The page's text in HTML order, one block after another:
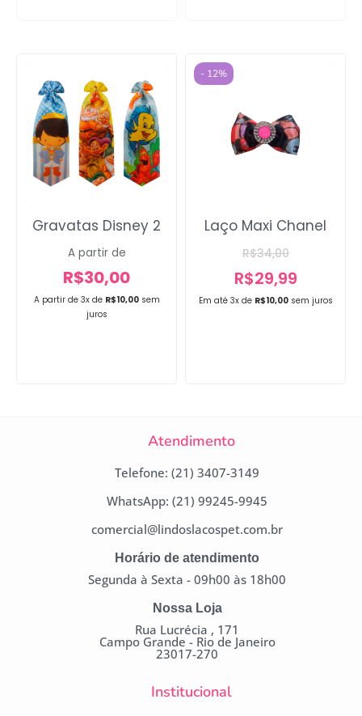
A partir de 3x de R$10,00 sem
juros
Gravatas Disney 2
A partir de
R$30,00
- 12%
Em até 3x de R$10,00 sem juros
Laço Maxi Chanel
R$34,00
R$29,99
Atendimento
Telefone: (21) 3407-3149
WhatsApp: (21) 99245-9945
comercial@lindoslacospet.com.br
Horário de atendimento
Segunda à Sexta - 09h00 às 18h00
Nossa Loja
Rua Lucrécia , 171
Campo Grande - Rio de Janeiro
23017-270
Institucional